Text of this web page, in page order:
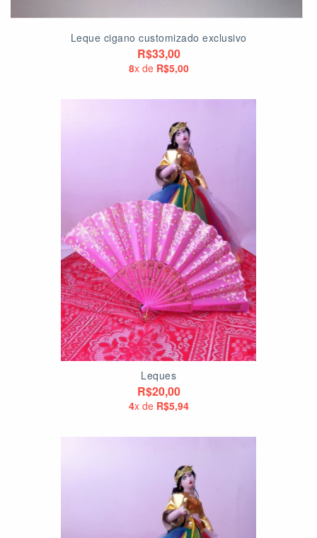
Leque cigano customizado exclusivo
R$33,00
8x de R$5,00
Leques
R$20,00
4x de R$5,94